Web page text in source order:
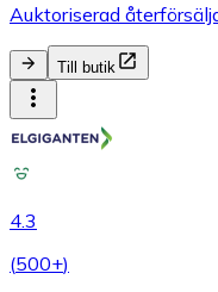
Auktoriserad
Till butik
4.3
(500+)